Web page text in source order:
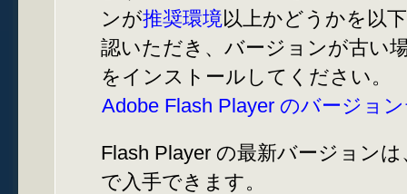
ンが推奨環境以上かどうかを以
認いただき、バージョンが古い
をインストールしてください。
Adobe Flash Player のバージョ
Flash Player の最新バージョン
で入手できます。